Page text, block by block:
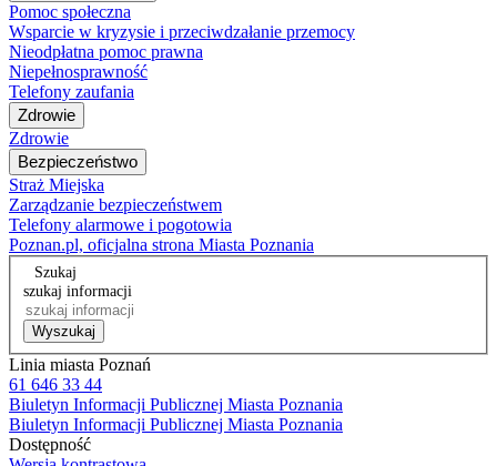
Pomoc społeczna
Wsparcie w kryzysie i przeciwdzałanie przemocy
Nieodpłatna pomoc prawna
Niepełnosprawność
Telefony zaufania
Zdrowie
Zdrowie
Bezpieczeństwo
Straż Miejska
Zarządzanie bezpieczeństwem
Telefony alarmowe i pogotowia
Poznan.pl, oficjalna strona Miasta Poznania
Szukaj
szukaj informacji
Wyszukaj
Linia miasta Poznań
61 646 33 44
Biuletyn Informacji Publicznej Miasta Poznania
Biuletyn Informacji Publicznej Miasta Poznania
Dostępność